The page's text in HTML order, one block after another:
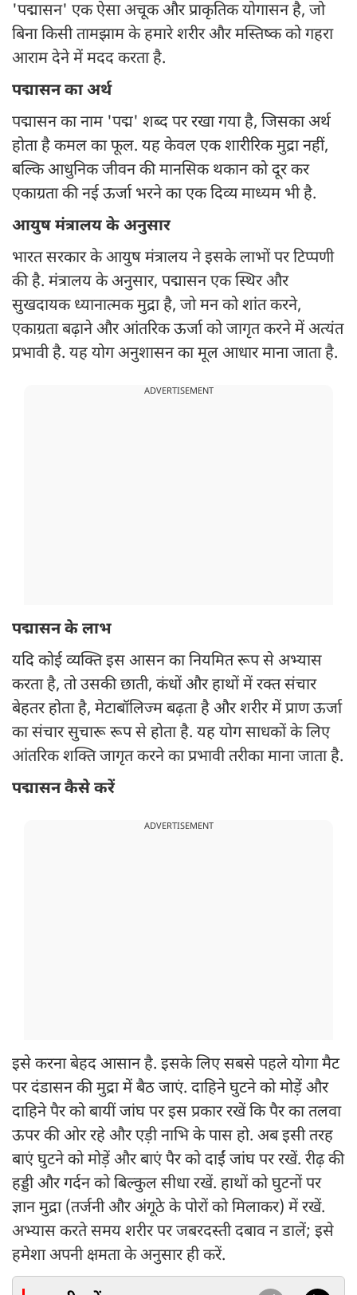
'पद्मासन' एक ऐसा अचूक और प्राकृतिक योगासन है, जो
बिना किसी तामझाम के हमारे शरीर और मस्तिष्क को गहरा
आराम देने में मदद करता है.
पद्मासन का अर्थ
पद्मासन का नाम 'पद्म' शब्द पर रखा गया है, जिसका अर्थ
होता है कमल का फूल. यह केवल एक शारीरिक मुद्रा नहीं,
बल्कि आधुनिक जीवन की मानसिक थकान को दूर कर
एकाग्रता की नई ऊर्जा भरने का एक दिव्य माध्यम भी है.
आयुष मंत्रालय के अनुसार
भारत सरकार के आयुष मंत्रालय ने इसके लाभों पर टिप्पणी
की है. मंत्रालय के अनुसार, पद्मासन एक स्थिर और
सुखदायक ध्यानात्मक मुद्रा है, जो मन को शांत करने,
एकाग्रता बढ़ाने और आंतरिक ऊर्जा को जागृत करने में अत्यंत
प्रभावी है. यह योग अनुशासन का मूल आधार माना जाता है.
ADVERTISEMENT
पद्मासन के लाभ
यदि कोई व्यक्ति इस आसन का नियमित रूप से अभ्यास
करता है, तो उसकी छाती, कंधों और हाथों में रक्त संचार
बेहतर होता है, मेटाबॉलिज्म बढ़ता है और शरीर में प्राण ऊर्जा
का संचार सुचारू रूप से होता है. यह योग साधकों के लिए
आंतरिक शक्ति जागृत करने का प्रभावी तरीका माना जाता है.
पद्मासन कैसे करें
ADVERTISEMENT
इसे करना बेहद आसान है. इसके लिए सबसे पहले योगा मैट
पर दंडासन की मुद्रा में बैठ जाएं. दाहिने घुटने को मोड़ें और
दाहिने पैर को बायीं जांघ पर इस प्रकार रखें कि पैर का तलवा
ऊपर की ओर रहे और एड़ी नाभि के पास हो. अब इसी तरह
बाएं घुटने को मोड़ें और बाएं पैर को दाईं जांघ पर रखें. रीढ़ की
हड्डी और गर्दन को बिल्कुल सीधा रखें. हाथों को घुटनों पर
ज्ञान मुद्रा (तर्जनी और अंगूठे के पोरों को मिलाकर) में रखें.
अभ्यास करते समय शरीर पर जबरदस्ती दबाव न डालें; इसे
हमेशा अपनी क्षमता के अनुसार ही करें.